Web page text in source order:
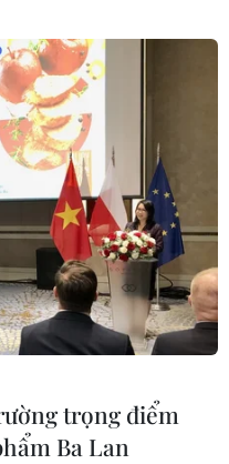
thành và phát triển, Hà
lệ và quyến rũ của
quyện in dấu.
trọng điểm
Ba Lan